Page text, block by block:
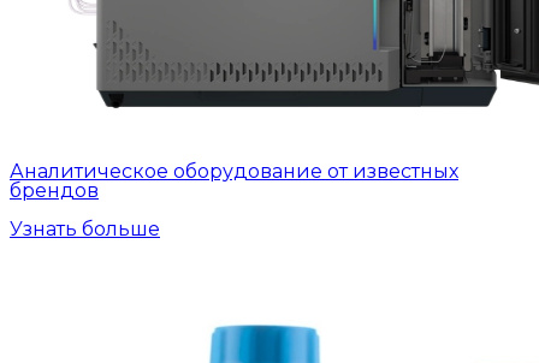
Аналитическое оборудование от известных
брендов
Узнать больше